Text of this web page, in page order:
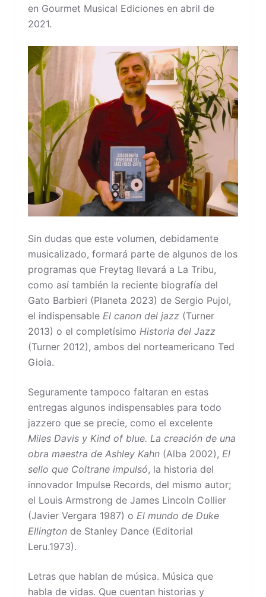
en Gourmet Musical Ediciones en abril de
2021.
Sin dudas que este volumen, debidamente
musicalizado, formará parte de algunos de los
programas que Freytag llevará a La Tribu,
como así también la reciente biografía del
Gato Barbieri (Planeta 2023) de Sergio Pujol,
el indispensable El canon del jazz(Turner
2013) o el completísimo Historia del Jazz
(Turner 2012), ambos del norteamericano Ted
Gioia.
Seguramente tampoco faltaran en estas
entregas algunos indispensables para todo
jazzero que se precie, como el excelente
Miles Davis y Kind of blue. La creación de una
obra maestra de Ashley Kahn (Alba 2002), El
sello que Coltrane impulsó, la historia del
innovador Impulse Records, del mismo autor;
el Louis Armstrong de James Lincoln Collier
(Javier Vergara 1987) o El mundo de Duke
Ellingtonde Stanley Dance (Editorial
Leru.1973).
Letras que hablan de música. Música que
habla de vidas. Que cuentan historias y